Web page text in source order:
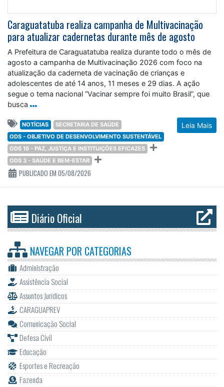
Caraguatatuba realiza campanha de Multivacinação
para atualizar cadernetas durante mês de agosto
A Prefeitura de Caraguatatuba realiza durante todo o mês de
agosto a campanha de Multivacinação 2026 com foco na
atualização da caderneta de vacinação de crianças e
adolescentes de até 14 anos, 11 meses e 29 dias. A ação
segue o tema nacional “Vacinar sempre foi muito Brasil”, que
busca
Leia Mais
NOTÍCIAS
SECRETARIA DE SAÚDE
ODS - OBJETIVO DE DESENVOLVIMENTO SUSTENTÁVEL
ODS 16 - PAZ, JUSTIÇA E INSTITUIÇÕES EFICAZES
ODS 3 - SAÚDE E BEM-ESTAR
PUBLICADO EM 05/08/2026
Diário Oficial
NAVEGAR POR CATEGORIAS
Administração
Assistência Social
Assuntos Jurídicos
CARAGUAPREV
Comunicação Social
Defesa Civil
Educação
Esportes e Recreação
Fazenda